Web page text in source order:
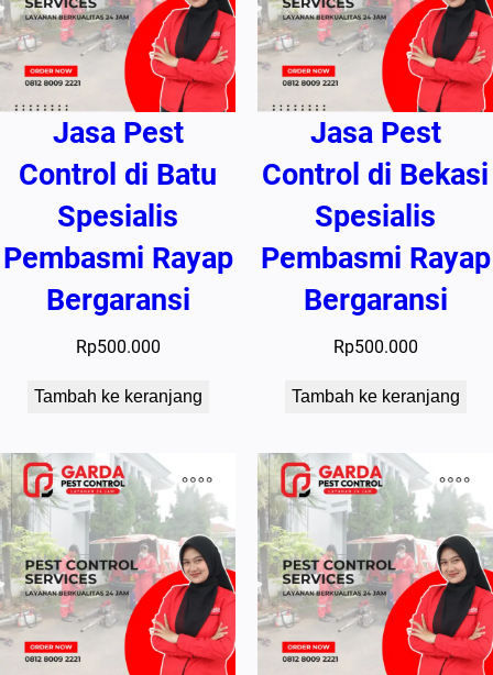
Jasa Pest
Control di Batu
Spesialis
Pembasmi Rayap
Bergaransi
Rp500.000
Tambah ke keranjang
Jasa Pest
Control di Bekasi
Spesialis
Pembasmi Rayap
Bergaransi
Rp500.000
Tambah ke keranjang